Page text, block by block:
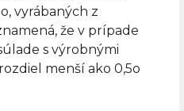
vyrábaných z
že v prípade
s výrobnými
menší ako 0,5o